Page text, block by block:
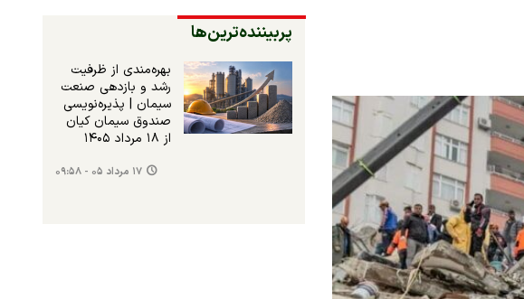
پربیننده‌ترین‌ها
بهره‌مندی از ظرفیت
رشد و بازدهی صنعت
سیمان | پذیره‌نویسی
صندوق سیمان کیان
از ۱۸ مرداد ۱۴۰۵
۱۷ مرداد ۰۵ - ۰۹:۵۸